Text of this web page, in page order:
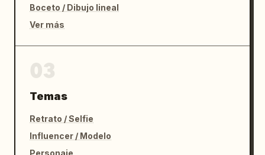
Boceto / Dibujo lineal
Ver más
Temas
Retrato / Selfie
Influencer / Modelo
Personaje